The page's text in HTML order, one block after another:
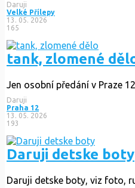
Daruji
Velké Přílepy
13. 05. 2026
165
tank, zlomené
Jen osobní předání v Praze
Daruji
Praha 12
13. 05. 2026
193
Daruji detske boty
Daruji detske boty, viz foto,